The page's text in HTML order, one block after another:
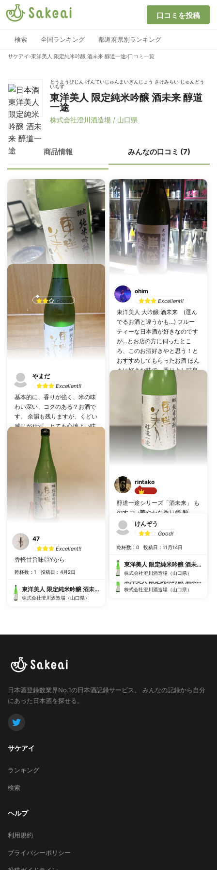
口コミを投稿
検索 全国ランキング 都道府県別ランキング
サケアイ ›東洋美人 限定純米吟醸 酒未来 醇道一途›口コミ一覧
とうようびじん げんていじゅんまいぎんじょう さけみらい じゅんどう
いちず
東洋美人 限定純米吟醸 酒未来 醇道
一途
株式会社澄川酒造場 / 山口県
商品情報 みんなの口コミ (7)
越前屋
Good!
乾杯数：0 投稿日：7月16日
株式会社澄川酒造場（山口県）
ohim
Excellent!!
東洋美人 大吟醸 酒未来 (選ん
でるお酒と違うかも…) フルー
ティーな日本酒が好きなのです
が…とお店の方に伺ったとこ
ろ、このお酒好きやと思う！と
おすすめしてもらったお酒 ほん
まに好きな味で、香りよし味良
し！ 後味も全然嫌じゃなくてお
1人飲みにぴったり
投稿日：12月15日
株式会社澄川酒造場（山口県）
やまだ
Excellent!!
基本的に、香りが強く、米の味
わい深い、コクのある？お酒で
す。 余韻も残りますが、くどい
感じがせず、とても心地よい味
わいが口のなかに残ります。 熱
燗にすればより、香りが広が
り、美味しいだろうなと思いま
乾杯数：7 投稿日：4月28日
株式会社澄川酒造場（山口県）
rintako
醇道一途シリーズ「酒未来」 も
のすごい華やかな香り😄 酸
味、苦味がバランスよくてモダ
ンなフル甘な日本酒です！ くど
る口当たりです。 美味いです🤩
乾杯数：9 投稿日：5月28日
東洋美人 限定純米吟醸 酒未来 醇道一途
株式会社澄川酒造場（山口県）
47
Excellent!!
香軽甘旨味◎Yから
乾杯数：1 投稿日：4月2日
東洋美人 限定純米吟醸 酒未来 醇道一途
株式会社澄川酒造場（山口県）
けんぞう
Good!
乾杯数：0 投稿日：11月14日
東洋美人 限定純米吟醸 酒未来 醇道一途
株式会社澄川酒造場（山口県）
日本酒登録数業界No.1の日本酒記録サービス。
みんなの記録から自分
にあった日本酒を探せる。
サケアイ
ランキング
検索
ヘルプ
利用規約
プライバシーポリシー